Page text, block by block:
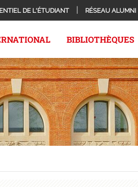
DE L'ÉTUDIANT RÉSEAU ALUMNI
BIBLIOTHÈQUES